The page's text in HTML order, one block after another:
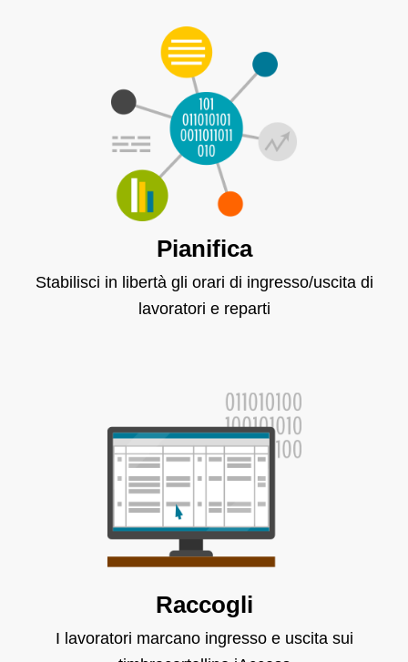
Pianifica
Stabilisci in libertà gli orari di ingresso/uscita di
lavoratori e reparti
Raccogli
I lavoratori marcano ingresso e uscita sui